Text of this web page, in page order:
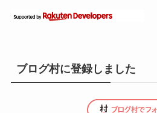
ブログ村に登録しました